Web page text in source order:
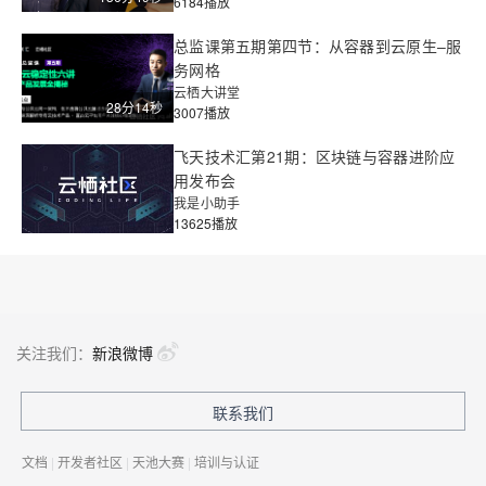
28分14秒
总监课第五期第四节：从容器到云原生–服
务网格
云栖大讲堂
3007播放
飞天技术汇第21期：区块链与容器进阶应
用发布会
我是小助手
13625播放
关注我们： 新浪微博
联系我们
文档 | 开发者社区 | 天池大赛 | 培训与认证